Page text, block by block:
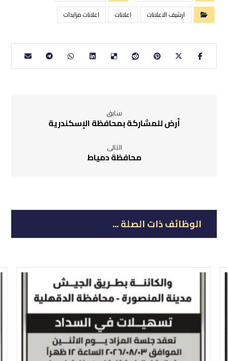
ارشيف الاعلانات
اعلانات اعلانات مزايدات
سابق
أرض للمشاركة بمحافظة الإسكندرية
التالى
محافظة دمياط
الوظائف ذات الصلة ...